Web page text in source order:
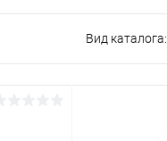
Вид каталога: